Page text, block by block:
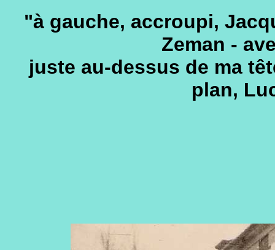
"à gauche, accroupi,
Zeman -
juste au-dessus de ma
plan,